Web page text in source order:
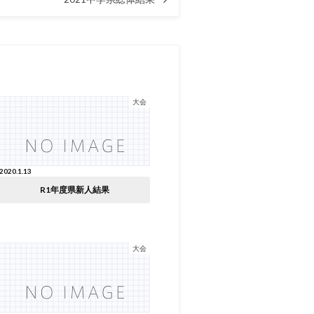
大会
2020.1.13
R1年度県新人結果
大会